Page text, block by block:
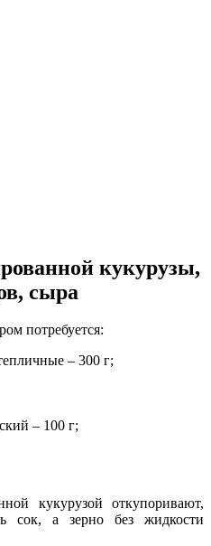
кукурузы,
сыра
потребуется:
– 300 г;
– 100 г;
кукурузой откупоривают,
сок, а зерно без жидкости